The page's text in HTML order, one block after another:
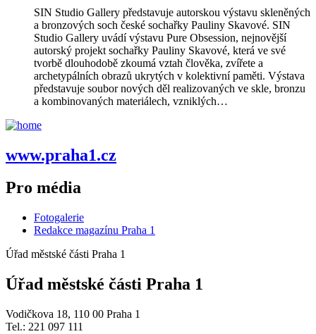
SIN Studio Gallery představuje autorskou výstavu skleněných
a bronzových soch české sochařky Pauliny Skavové. SIN
Studio Gallery uvádí výstavu Pure Obsession, nejnovější
autorský projekt sochařky Pauliny Skavové, která ve své
tvorbě dlouhodobě zkoumá vztah člověka, zvířete a
archetypálních obrazů ukrytých v kolektivní paměti. Výstava
představuje soubor nových děl realizovaných ve skle, bronzu
a kombinovaných materiálech, vzniklých…
www.praha1.cz
Pro média
Fotogalerie
Redakce magazínu Praha 1
Úřad městské části Praha 1
Úřad městské části Praha 1
Vodičkova 18, 110 00 Praha 1
Tel.: 221 097 111